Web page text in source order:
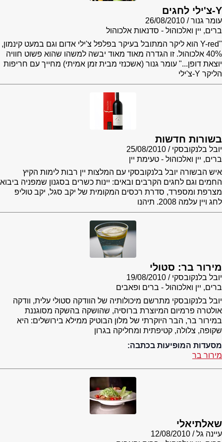
Y-צ'ילי לחגים
עומר גנור
26/08/2010
ברים, יין ואלכוהול - סדנאות אלכוהול
"Y-red הוא ליקר המתובל בעיקר בפלפל צ'ילי אדום וגם במעט קינמון,
40% אלכוהול. זו הגדרה מאוד מאוד יבשה למשהו שהוא פשוט חוויה
יוצאת דופן..." עומר גנור (אשכנזי מבית זמן אמיתי) מחייך עם חריפות
הליקר Y-צ'ילי
בשורות חדשות
יובל בלנקובסקי
25/08/2010
ברים, יין ואלכוהול - טעימת יין
איש הבשורה יובל בלנקובסקי עם המלצות יין רבות לימות הקיץ
החמים וגם לחגים הקרבים ובאים: יינות כשרים בסגנון שמפניה ביבוא
מצרפת ומספרד, סדרת רכסים המקומית של יקב סגל, יקב טוליפ
לחג ויין עלמה 2008. תיהנו
מירור בר: סטולי
יובל בלנקובסקי
19/08/2010
ברים, יין ואלכוהול - ברים ופאבים
יובל בלנקובסקי מתרשם מיכולותיה של הוודקה סטולי עלית, וודקה
אולטרה פרמיום המיוצרת ברוסיה, שהושקה בהשקה מסוגננת
במירור בר, הבר היוקרתי של מלון הבוטיק ממילא בירושלים: היא
שקופה, צלולה, קטיפתית ומחליקה בגרון
מסעדות המופיעות בכתבה:
מירור בר
שאלתיאלי
עיינה גל
12/08/2010